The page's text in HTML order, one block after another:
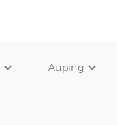
Auping